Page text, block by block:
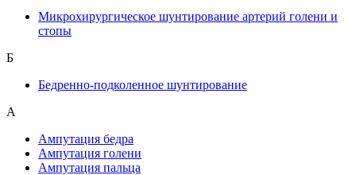
Микрохирургическое шунтирование артерий голени и
стопы
Б
Бедренно-подколенное шунтирование
А
Ампутация бедра
Ампутация голени
Ампутация пальца